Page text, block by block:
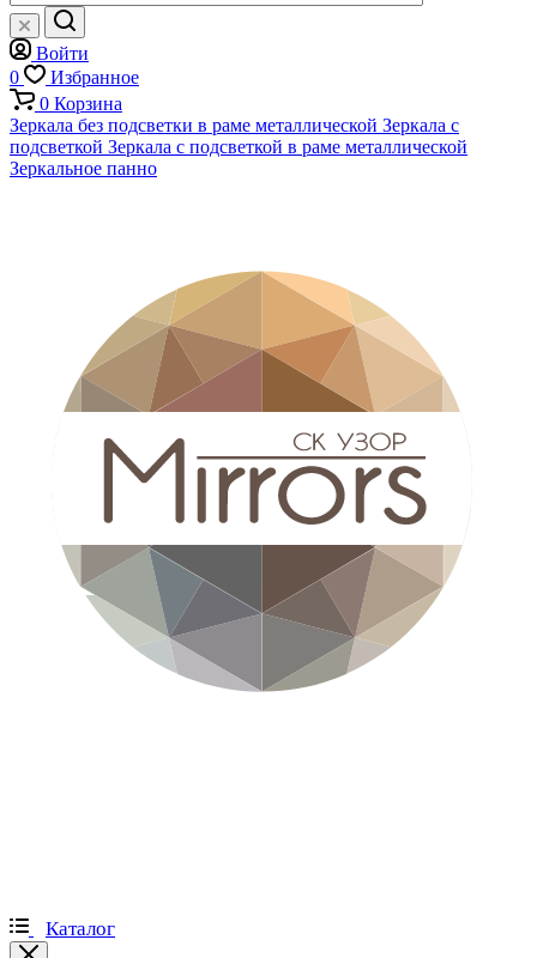
Войти
0
Избранное
0 Корзина
Зеркала без подсветки в раме металлической Зеркала с
подсветкой Зеркала с подсветкой в раме металлической
Зеркальное панно
Каталог